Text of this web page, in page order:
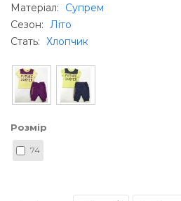
Матеріал:
Супрем
Сезон: Літо
Стать: Хлопчик
Розмір
74